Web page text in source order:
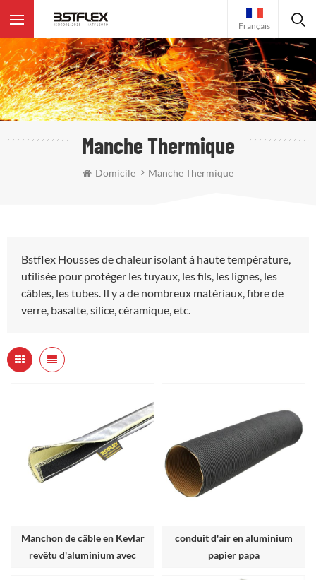
Français
Manche Thermique
Domicile Manche Thermique
Bstflex Housses de chaleur isolant à haute température,
utilisée pour protéger les tuyaux, les fils, les lignes, les
câbles, les tubes. Il y a de nombreux matériaux, fibre de
verre, basalte, silice, céramique, etc.
Manchon de câble en Kevlar
revêtu d'aluminium avec
conduit d'air en aluminium
papier papa